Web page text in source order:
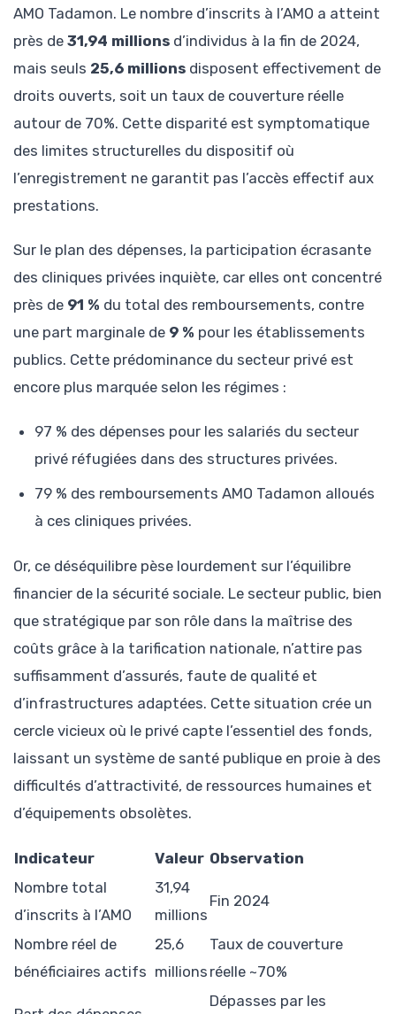
AMO Tadamon. Le nombre d’inscrits à l’AMO a atteint
près de 31,94 millions d’individus à la fin de 2024,
mais seuls 25,6 millions disposent effectivement de
droits ouverts, soit un taux de couverture réelle
autour de 70%. Cette disparité est symptomatique
des limites structurelles du dispositif où
l’enregistrement ne garantit pas l’accès effectif aux
prestations.
Sur le plan des dépenses, la participation écrasante
des cliniques privées inquiète, car elles ont concentré
près de 91 % du total des remboursements, contre
une part marginale de 9 % pour les établissements
publics. Cette prédominance du secteur privé est
encore plus marquée selon les régimes :
97 % des dépenses pour les salariés du secteur
privé réfugiées dans des structures privées.
79 % des remboursements AMO Tadamon alloués
à ces cliniques privées.
Or, ce déséquilibre pèse lourdement sur l’équilibre
financier de la sécurité sociale. Le secteur public, bien
que stratégique par son rôle dans la maîtrise des
coûts grâce à la tarification nationale, n’attire pas
suffisamment d’assurés, faute de qualité et
d’infrastructures adaptées. Cette situation crée un
cercle vicieux où le privé capte l’essentiel des fonds,
laissant un système de santé publique en proie à des
difficultés d’attractivité, de ressources humaines et
d’équipements obsolètes.
Indicateur Valeur Observation
Nombre total
d’inscrits à l’AMO
31,94
millions
Fin 2024
Nombre réel de
bénéficiaires actifs
25,6
millions
Taux de couverture
réelle ~70%
Dépasses par les